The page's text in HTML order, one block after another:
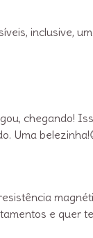
inclusive,
chegando!
Uma
e quer